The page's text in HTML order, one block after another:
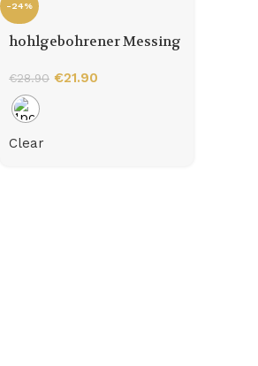
-24%
hohlgebohrener Messing
€28.90 €21.90
Clear